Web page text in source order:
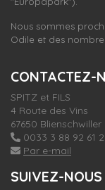
Nous sommes
Odile et des
CONTACTEZ-
SPITZ et FILS
4 Route des Vins
67650 Blienschwiller
0033 3 88 92 61
Par e-mail
SUIVEZ-NOUS